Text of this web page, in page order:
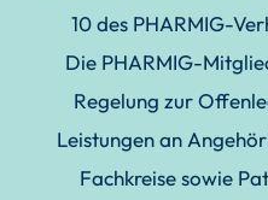
10 des PHARMIG-
Die PHARMIG-
Regelung zur
Leistungen an
Fachkreise sowie